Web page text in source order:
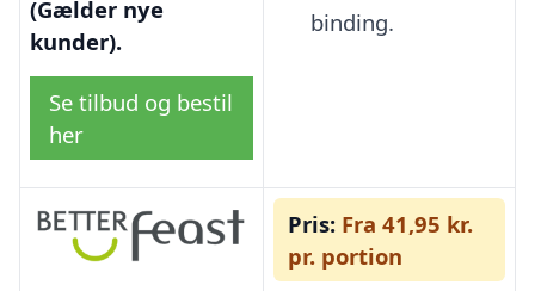
(Gælder nye
kunder).
Se tilbud og bestil
her
binding.
Pris: Fra 41,95 kr.
pr. portion